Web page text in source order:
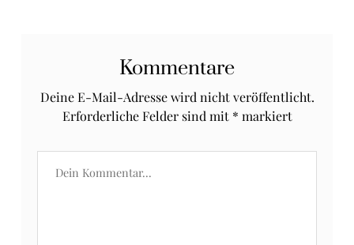
Kommentare
Deine E-Mail-Adresse wird nicht veröffentlicht.
Erforderliche Felder sind mit * markiert